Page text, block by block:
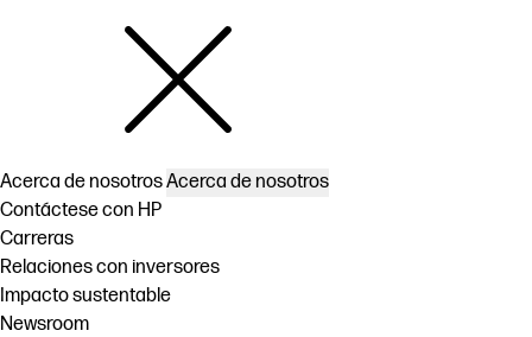
Acerca de nosotrosAcerca de nosotros
Contáctese con HP
Carreras
Relaciones con inversores
Impacto sustentable
Newsroom